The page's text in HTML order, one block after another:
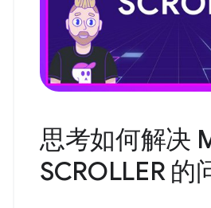
思考如何解决
SCROLLER 的